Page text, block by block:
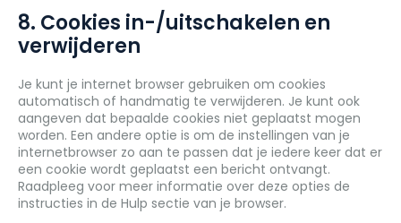
8. Cookies in-/uitschakelen en
verwijderen
Je kunt je internet browser gebruiken om cookies
automatisch of handmatig te verwijderen. Je kunt ook
aangeven dat bepaalde cookies niet geplaatst mogen
worden. Een andere optie is om de instellingen van je
internetbrowser zo aan te passen dat je iedere keer dat er
een cookie wordt geplaatst een bericht ontvangt.
Raadpleeg voor meer informatie over deze opties de
instructies in de Hulp sectie van je browser.